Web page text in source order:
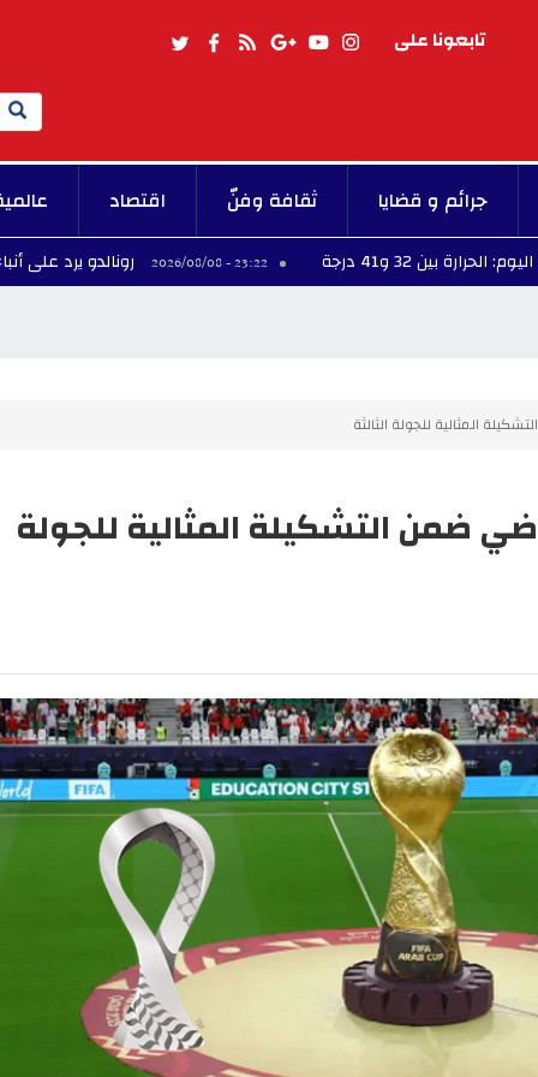
تابعونا على
Search
جرائم و قضايا ثقافة وفنّ اقتصاد
درجة 23:22 - 2026/08/08 رونالدو يرد على أنباء زواجه من
المثالية للجولة الثالثة
ضمن التشكيلة المثالية للجولة